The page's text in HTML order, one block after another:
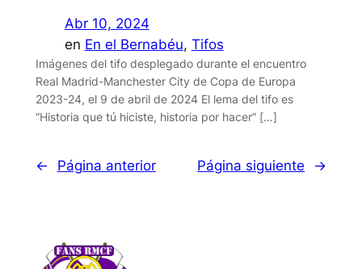
Abr 10, 2024
en En el Bernabéu, Tifos
Imágenes del tifo desplegado durante el encuentro
Real Madrid-Manchester City de Copa de Europa
2023-24, el 9 de abril de 2024 El lema del tifo es
“Historia que tú hiciste, historia por hacer” […]
← Página anterior Página siguiente →